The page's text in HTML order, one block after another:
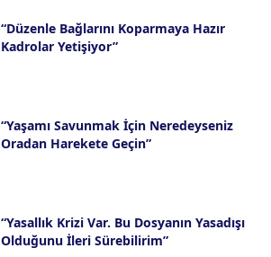
“Düzenle Bağlarını Koparmaya Hazır
Kadrolar Yetişiyor”
“Yaşamı Savunmak İçin Neredeyseniz
Oradan Harekete Geçin”
“Yasallık Krizi Var. Bu Dosyanın Yasadışı
Olduğunu İleri Sürebilirim”